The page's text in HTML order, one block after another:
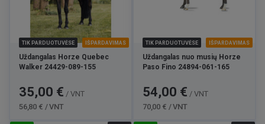
TIK PARDUOTUVĖSE IŠPARDAVIMAS
Uždangalas Horze Quebec
Walker 24429-089-155
Kaina
35,00 € / VNT
56,80 € / VNT
TIK PARDUOTUVĖSE IŠPARDAVIMAS
Uždangalas nuo musių Horze
Paso Fino 24894-061-165
Kaina
54,00 € / VNT
70,00 € / VNT